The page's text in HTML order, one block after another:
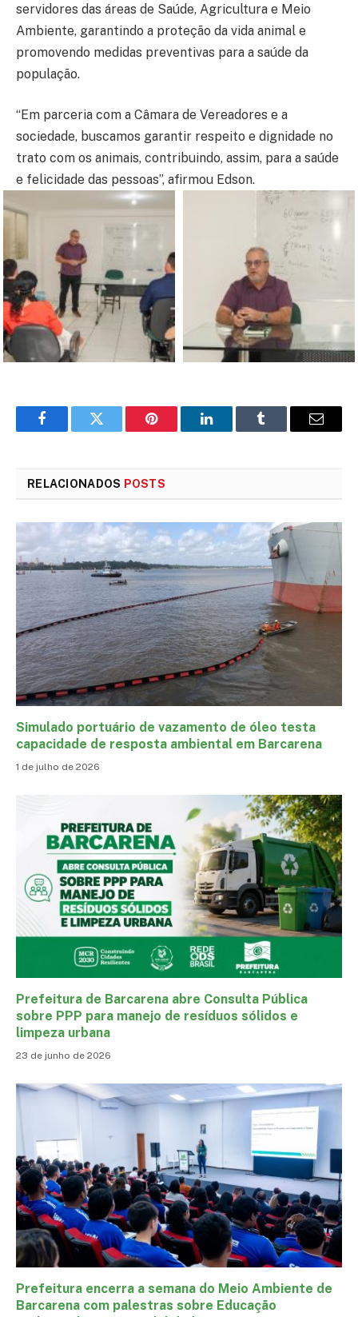
servidores das áreas de Saúde, Agricultura e Meio
Ambiente, garantindo a proteção da vida animal e
promovendo medidas preventivas para a saúde da
população.
“Em parceria com a Câmara de Vereadores e a
sociedade, buscamos garantir respeito e dignidade no
trato com os animais, contribuindo, assim, para a saúde
e felicidade das pessoas”, afirmou Edson.
FacebookTwitter Pinterest LinkedInTumblr
E-
RELACIONADOS POSTS
Simulado portuário de vazamento de óleo testa
capacidade de resposta ambiental em Barcarena
1 de julho de 2026
Prefeitura de Barcarena abre Consulta Pública
sobre PPP para manejo de resíduos sólidos e
limpeza urbana
23 de junho de 2026
Prefeitura encerra a semana do Meio Ambiente de
Barcarena com palestras sobre Educação